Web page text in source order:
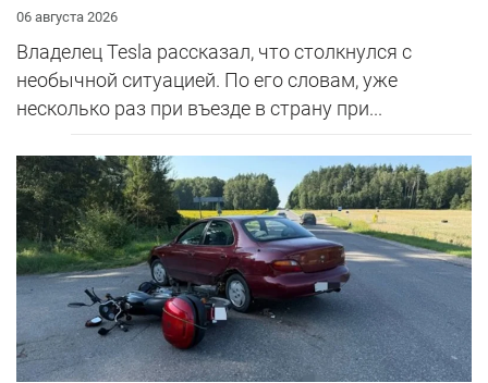
06 августа 2026
Владелец Tesla рассказал, что столкнулся с
необычной ситуацией. По его словам, уже
несколько раз при въезде в страну при...